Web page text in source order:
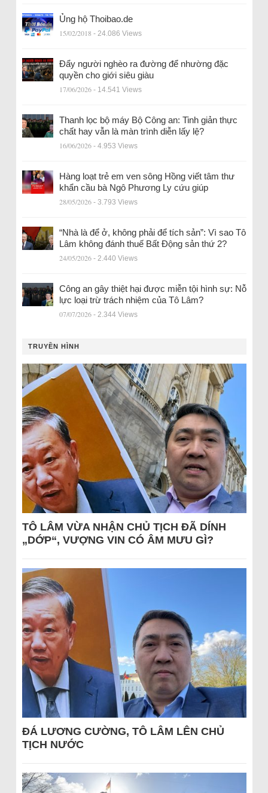
Ủng hộ Thoibao.de
15/02/2018 - 24.086 Views
Đẩy người nghèo ra đường để nhường đặc
quyền cho giới siêu giàu
17/06/2026 - 14.541 Views
Thanh lọc bộ máy Bộ Công an: Tinh giản thực
chất hay vẫn là màn trình diễn lấy lệ?
16/06/2026 - 4.953 Views
Hàng loạt trẻ em ven sông Hồng viết tâm thư
khẩn cầu bà Ngô Phương Ly cứu giúp
28/05/2026 - 3.793 Views
“Nhà là để ở, không phải để tích sản”: Vì sao Tô
Lâm không đánh thuế Bất Động sản thứ 2?
24/05/2026 - 2.440 Views
Công an gây thiệt hại được miễn tội hình sự: Nỗ
lực loại trừ trách nhiệm của Tô Lâm?
07/07/2026 - 2.344 Views
TRUYỀN HÌNH
TÔ LÂM VỪA NHẬN CHỦ TỊCH ĐÃ DÍNH
„DỚP“, VƯỢNG VIN CÓ ÂM MƯU GÌ?
ĐÁ LƯƠNG CƯỜNG, TÔ LÂM LÊN CHỦ
TỊCH NƯỚC